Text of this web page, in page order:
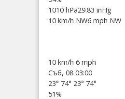
1010 hPa29.83 inHg
10 km/h NW6 mph NW
10 km/h 6 mph
Съб, 08 03:00
23° 74° 23° 74°
51%